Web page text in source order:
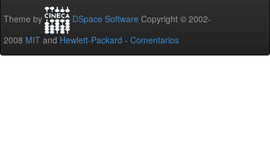
Theme by DSpace Software Copyright © 2002-
2008 MIT and Hewlett-Packard - Comentarios